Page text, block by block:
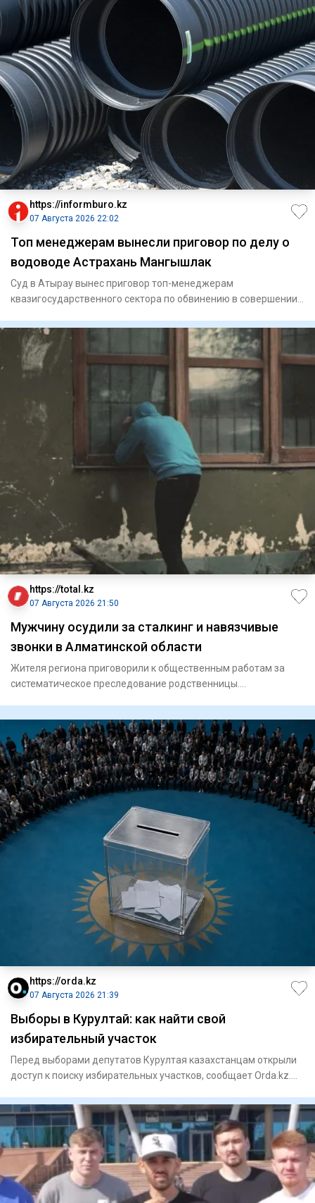
https://informburo.kz
07 Августа 2026 22:02
Топ менеджерам вынесли приговор по делу о
водоводе Астрахань Мангышлак
Суд в Атырау вынес приговор топ-менеджерам
квазигосударственного сектора по обвинению в совершении
https://total.kz
07 Августа 2026 21:50
Мужчину осудили за сталкинг и навязчивые
звонки в Алматинской области
Жителя региона приговорили к общественным работам за
систематическое преследование родственницы.
https://orda.kz
07 Августа 2026 21:39
Выборы в Курултай: как найти свой
избирательный участок
Перед выборами депутатов Курултая казахстанцам открыли
доступ к поиску избирательных участков, сообщает Orda.kz.